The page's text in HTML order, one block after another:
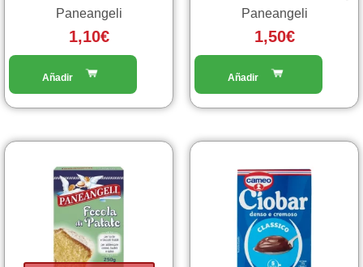
Paneangeli
1,10€
Paneangeli
1,50€